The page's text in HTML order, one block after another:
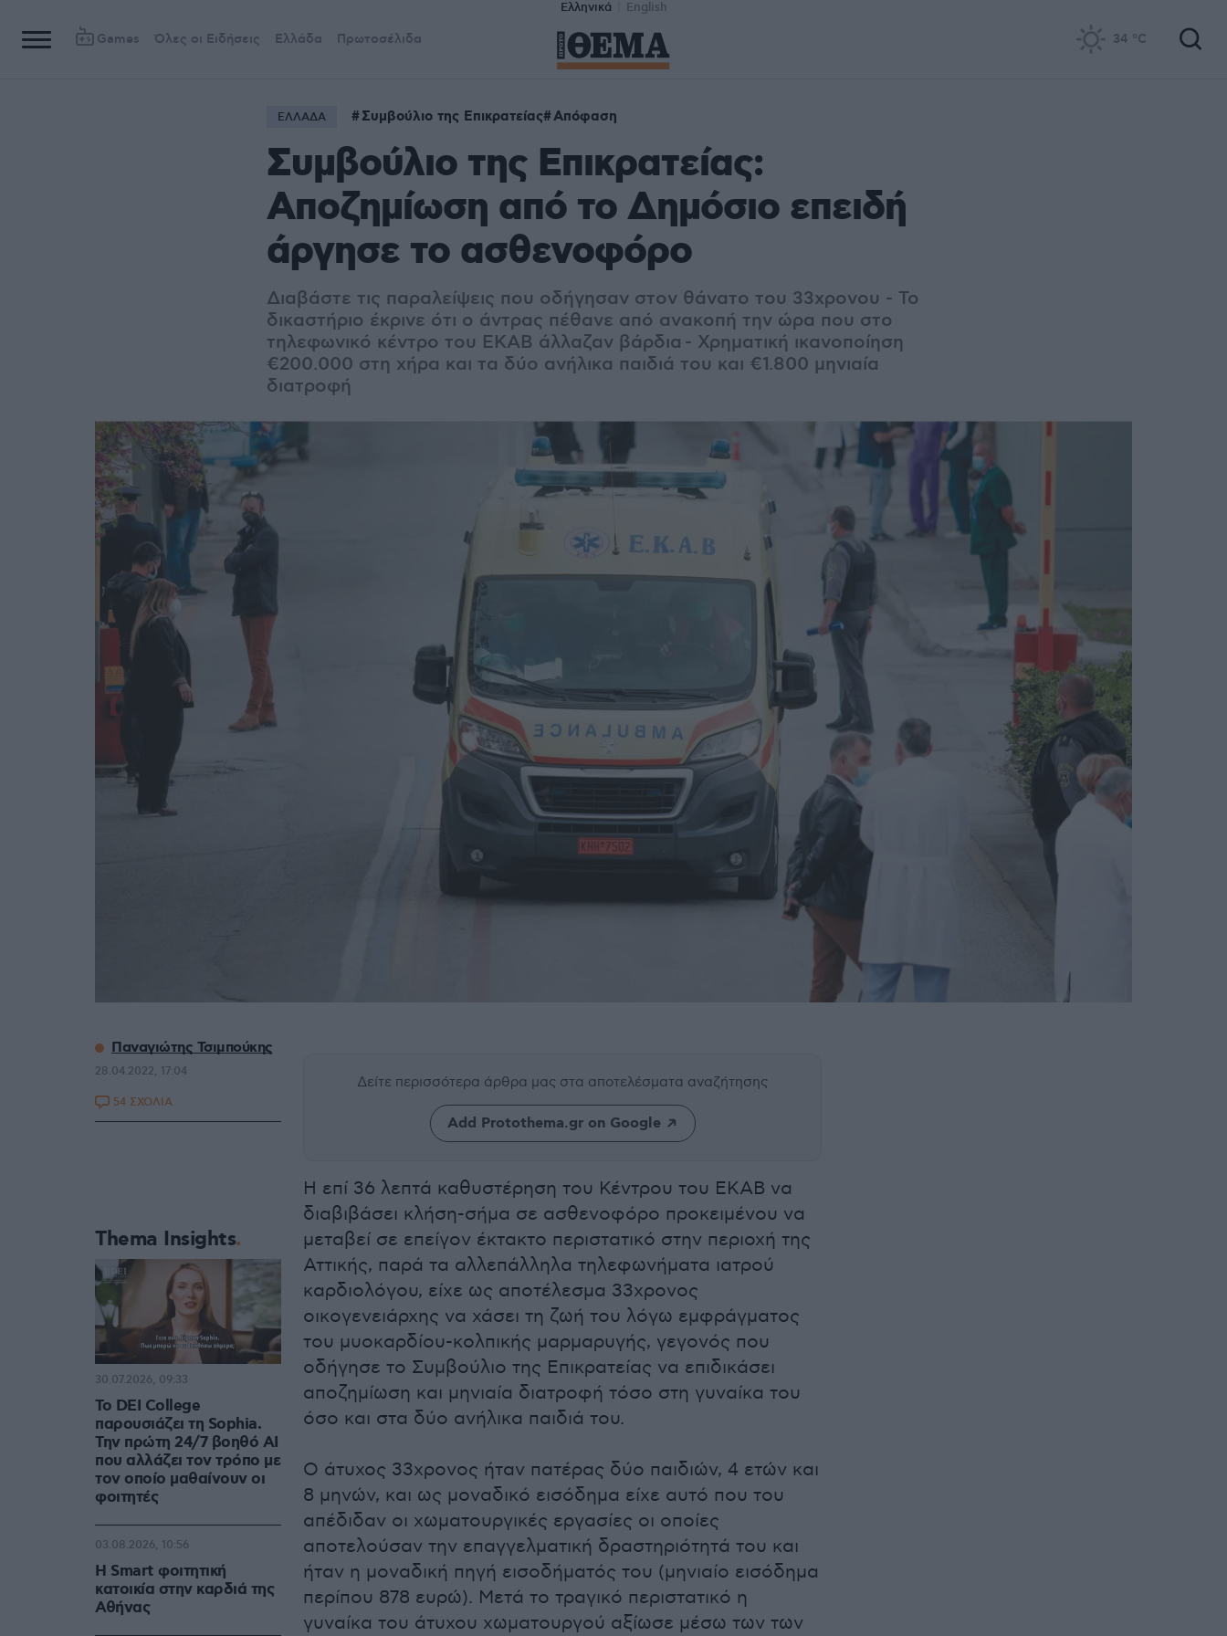
Ελληνικά English
Games Όλες οι Ειδήσεις Ελλάδα Πρωτοσέλιδα 34 °C
ΕΛΛΑΔΑ Συμβούλιο της Επικρατείας Απόφαση
Συμβούλιο της Επικρατείας:
Αποζημίωση από το Δημόσιο επειδή
άργησε το ασθενοφόρο
Διαβάστε τις παραλείψεις που οδήγησαν στον θάνατο του 33χρονου - Το
δικαστήριο έκρινε ότι ο άντρας πέθανε από ανακοπή την ώρα που στο
τηλεφωνικό κέντρο του ΕΚΑΒ άλλαζαν βάρδια - Χρηματική ικανοποίηση
€200.000 στη χήρα και τα δύο ανήλικα παιδιά του και €1.800 μηνιαία
διατροφή
Δείτε περισσότερα άρθρα μας στα αποτελέσματα αναζήτησης
Add Protothema.gr on Google
H επί 36 λεπτά καθυστέρηση του Κέντρου του ΕΚΑΒ να
διαβιβάσει κλήση-σήμα σε ασθενοφόρο προκειμένου να
μεταβεί σε επείγον έκτακτο περιστατικό στην περιοχή της
Αττικής, παρά τα αλλεπάλληλα τηλεφωνήματα ιατρού
καρδιολόγου, είχε ως αποτέλεσμα 33χρονος
οικογενειάρχης να χάσει τη ζωή του λόγω εμφράγματος
του μυοκαρδίου-κολπικής μαρμαρυγής, γεγονός που
οδήγησε το Συμβούλιο της Επικρατείας να επιδικάσει
αποζημίωση και μηνιαία διατροφή τόσο στη γυναίκα του
όσο και στα δύο ανήλικα παιδιά του.
Ο άτυχος 33χρονος ήταν πατέρας δύο παιδιών, 4 ετών και
8 μηνών, και ως μοναδικό εισόδημα είχε αυτό που του
απέδιδαν οι χωματουργικές εργασίες οι οποίες
αποτελούσαν την επαγγελματική δραστηριότητά του και
ήταν η μοναδική πηγή εισοδήματός του (μηνιαίο εισόδημα
περίπου 878 ευρώ). Μετά το τραγικό περιστατικό η
γυναίκα του άτυχου χωματουργού αξίωσε μέσω των των
Παναγιώτης Τσιμπούκης
28.04.2022, 17:04
54 ΣΧΟΛΙΑ
Thema Insights
Το DEI College
παρουσιάζει τη Sophia.
Την πρώτη 24/7 βοηθό AI
που αλλάζει τον τρόπο με
τον οποίο μαθαίνουν οι
φοιτητές
30.07.2026, 09:33
Η Smart φοιτητική
κατοικία στην καρδιά της
Αθήνας
03.08.2026, 10:56